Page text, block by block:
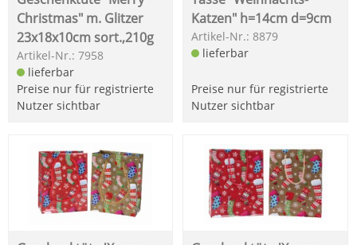
Christmas" m. Glitzer
23x18x10cm sort.,210g
Artikel-Nr.: 7958
lieferbar
Preise nur für registrierte
Nutzer sichtbar
Katzen" h=14cm d=9cm
Artikel-Nr.: 8879
lieferbar
Preise nur für registrierte
Nutzer sichtbar